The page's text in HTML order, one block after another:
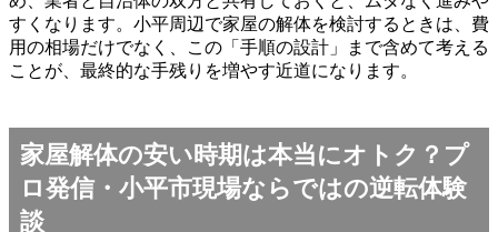
すくなります。小平周辺で家屋の解体を検討するときは、費
用の相場だけでなく、この「手順の設計」まで含めて考える
ことが、最終的な手残りを増やす近道になります。
家屋解体の安い時期は本当にオトク？プ
ロ発信・小平市現場ならではの逆転体験
談